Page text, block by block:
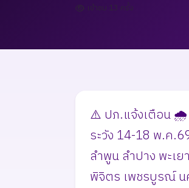
เข้าชม 13 ครั้ง
⚠️ ปภ.แจ้งเตือน 🌧️
ระวัง 14-18 พ.ค
ลำพูน ลำปาง พะเ
พิจิตร เพชรบูรณ์